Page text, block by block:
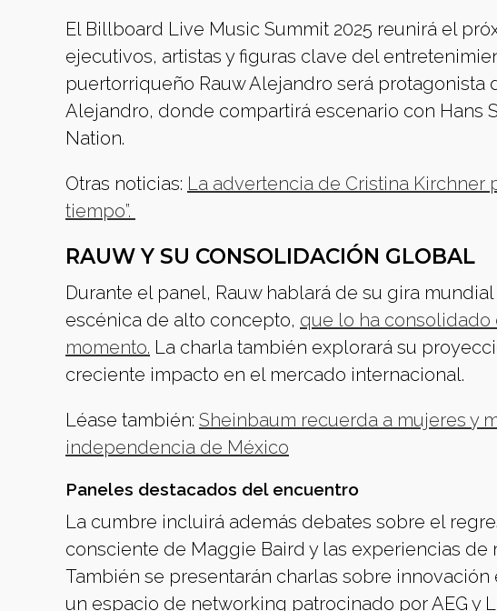
El Billboard Live Music Summit 2025 reunirá el
ejecutivos, artistas y figuras clave del
puertorriqueño Rauw Alejandro será protagonista
Alejandro, donde compartirá escenario con Hans
Nation.
Otras noticias: La advertencia de Cristina Kirchner
tiempo”.
RAUW Y SU CONSOLIDACIÓN GLOBAL
Durante el panel, Rauw hablará de su gira
escénica de alto concepto, que lo ha consolidado
momento. La charla también explorará su
creciente impacto en el mercado internacional.
Léase también: Sheinbaum recuerda a mujeres y
independencia de México
Paneles destacados del encuentro
La cumbre incluirá además debates sobre el
consciente de Maggie Baird y las experiencias
También se presentarán charlas sobre
un espacio de networking patrocinado por AEG y